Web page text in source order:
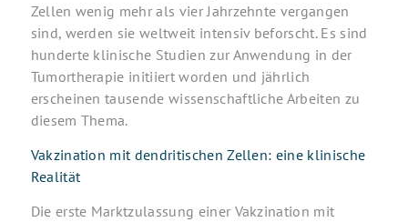
Zellen wenig mehr als vier Jahrzehnte vergangen
sind, werden sie weltweit intensiv beforscht. Es sind
hunderte klinische Studien zur Anwendung in der
Tumortherapie initiiert worden und jährlich
erscheinen tausende wissenschaftliche Arbeiten zu
diesem Thema.
Vakzination mit dendritischen Zellen: eine klinische
Realität
Die erste Marktzulassung einer Vakzination mit